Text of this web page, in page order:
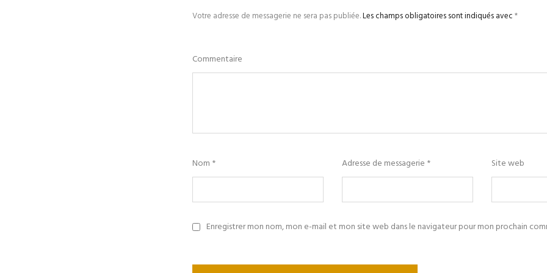
Votre adresse de messagerie ne sera pas publiée.Les champs obligatoires sont indiqués avec*
Commentaire
Nom * Adresse de messagerie * Site web
Enregistrer mon nom, mon e-mail et mon site web dans le navigateur pour mon prochain